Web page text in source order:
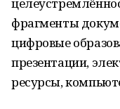
фрагменты
цифровые
презентации,
ресурсы,